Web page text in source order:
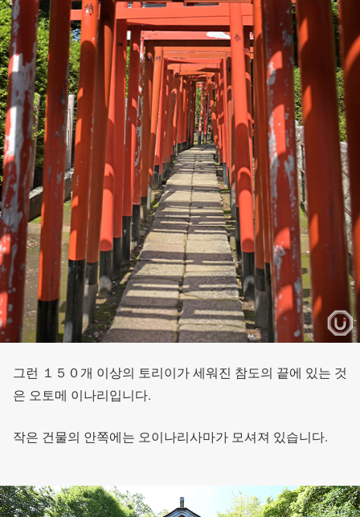
그런 １５０개 이상의 토리이가 세워진 참도의 끝에 있는 것
은 오토메 이나리입니다.
작은 건물의 안쪽에는 오이나리사마가 모셔져 있습니다.